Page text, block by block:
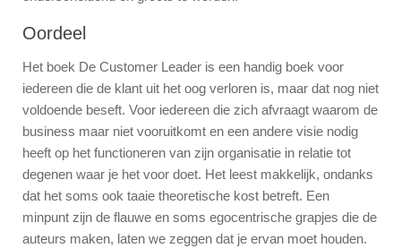
Oordeel
Het boek De Customer Leader is een handig boek voor
iedereen die de klant uit het oog verloren is, maar dat nog niet
voldoende beseft. Voor iedereen die zich afvraagt waarom de
business maar niet vooruitkomt en een andere visie nodig
heeft op het functioneren van zijn organisatie in relatie tot
degenen waar je het voor doet. Het leest makkelijk, ondanks
dat het soms ook taaie theoretische kost betreft. Een
minpunt zijn de flauwe en soms egocentrische grapjes die de
auteurs maken, laten we zeggen dat je ervan moet houden.